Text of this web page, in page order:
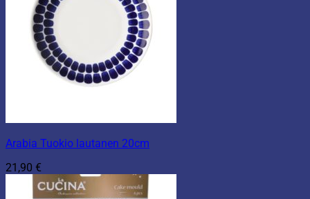
Arabia Tuokio lautanen 20cm
21,90 €